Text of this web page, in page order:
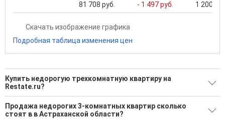
81 708 руб. - 1 497 руб. 1 200
Скачать изображение графика
Подробная таблица изменения цен
Купить недорогую трехкомнатную квартиру на
Restate.ru?
Ищите, как Купить недорогую трехкомнатную квартиру?
402 актуальных и проверенных объявления
Продажа недорогих 3-комнатных квартир сколько
стоят в в Астраханской области?